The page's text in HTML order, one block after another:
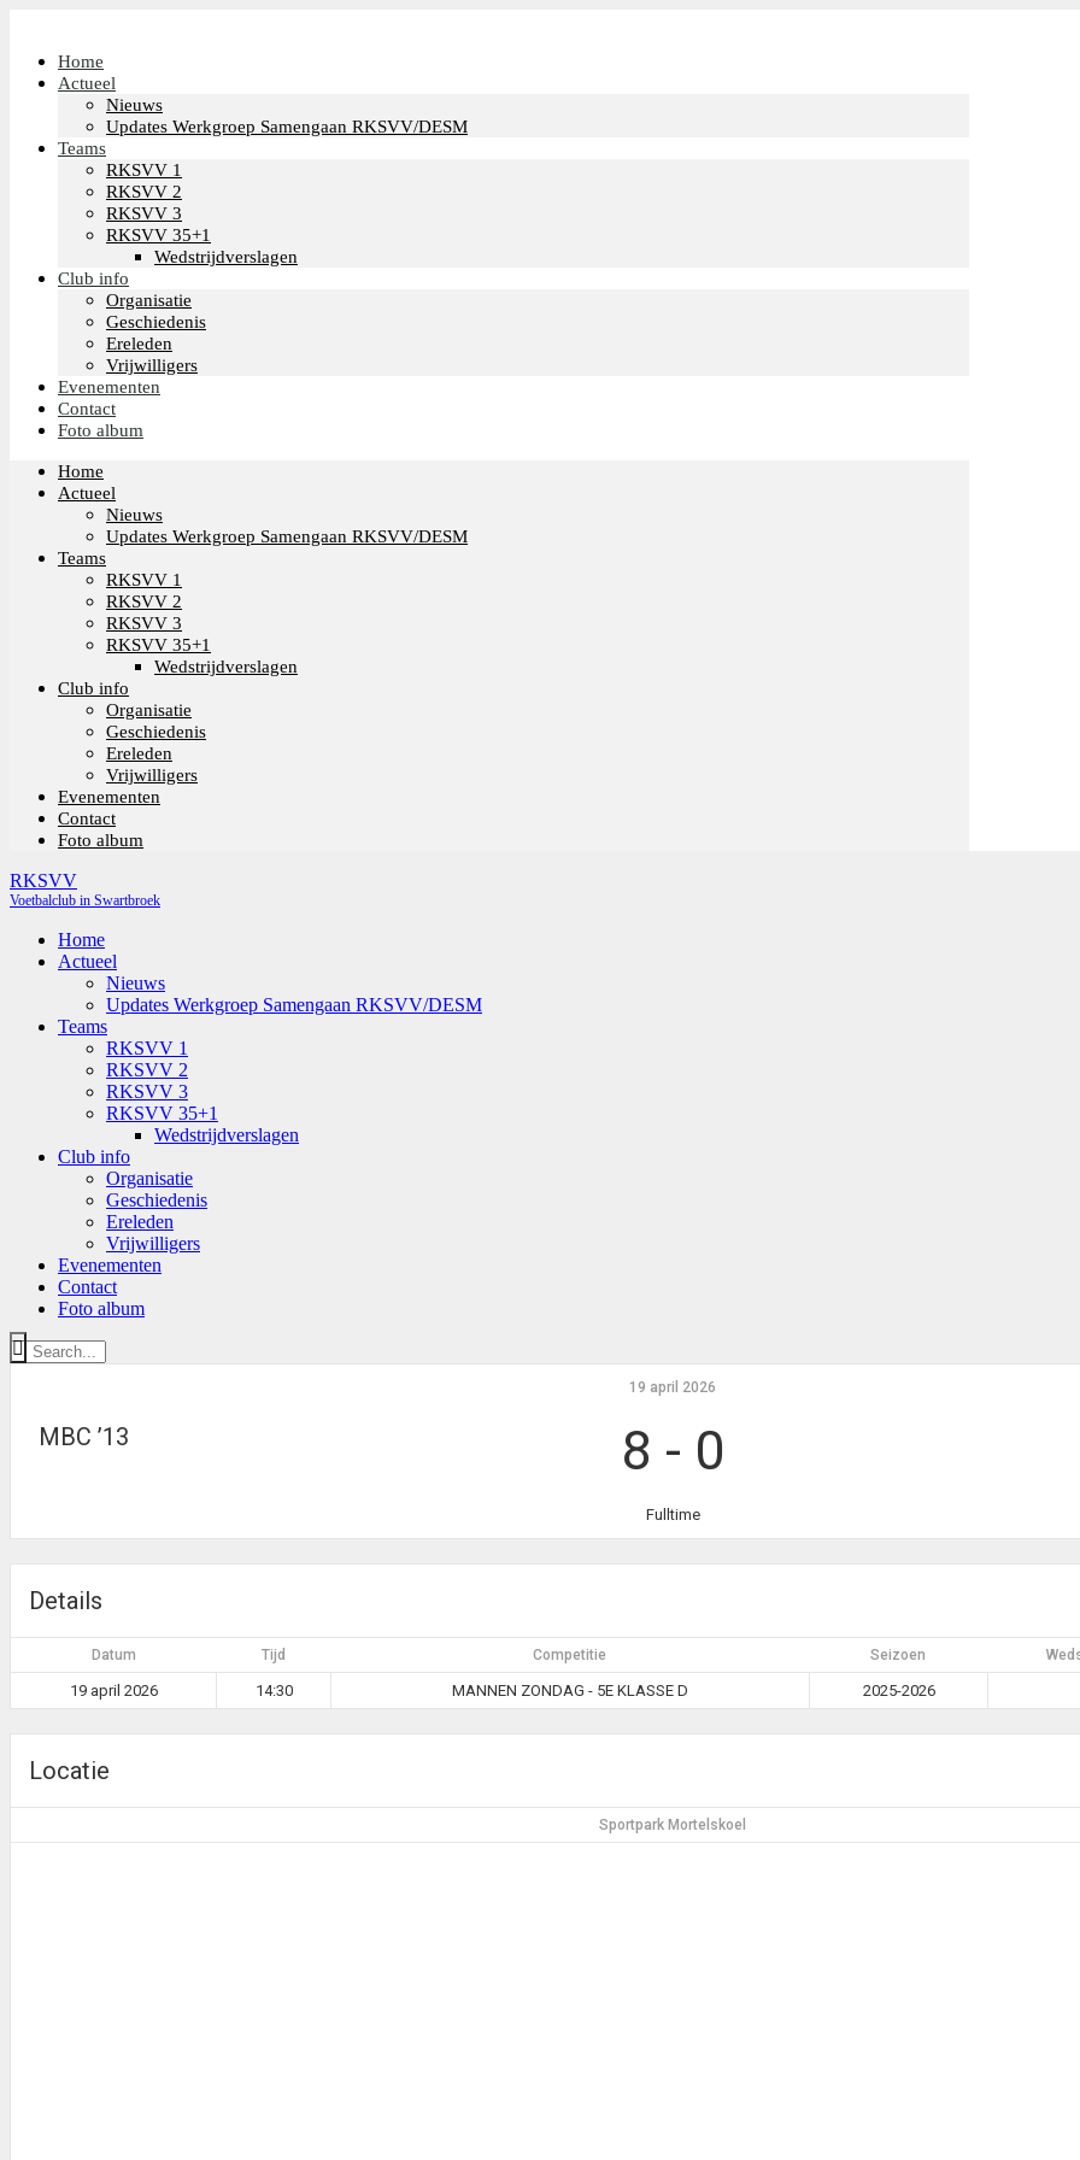
Home
Actueel
Nieuws
Updates Werkgroep Samengaan RKSVV/DESM
Teams
RKSVV 1
RKSVV 2
RKSVV 3
RKSVV 35+1
Wedstrijdverslagen
Club info
Organisatie
Geschiedenis
Ereleden
Vrijwilligers
Evenementen
Contact
Foto album
Home
Actueel
Nieuws
Updates Werkgroep Samengaan RKSVV/DESM
Teams
RKSVV 1
RKSVV 2
RKSVV 3
RKSVV 35+1
Wedstrijdverslagen
Club info
Organisatie
Geschiedenis
Ereleden
Vrijwilligers
Evenementen
Contact
Foto album
RKSVV
Voetbalclub in Swartbroek
Home
Actueel
Nieuws
Updates Werkgroep Samengaan RKSVV/DESM
Teams
RKSVV 1
RKSVV 2
RKSVV 3
RKSVV 35+1
Wedstrijdverslagen
Club info
Organisatie
Geschiedenis
Ereleden
Vrijwilligers
Evenementen
Contact
Foto album
MBC ’13
19 april 2026
8 - 0
Fulltime
Details
Datum Tijd Competitie Seizoen
19 april 2026 14:30 MANNEN ZONDAG - 5E KLASSE D 2025-2026
Locatie
Sportpark Mortelskoel